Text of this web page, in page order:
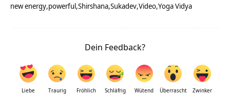
new energy powerful Shirshana Sukadev Video Yoga Vidya
Dein Feedback?
Liebe Traurig Fröhlich Schläfrig Wütend Überrascht Zwinker